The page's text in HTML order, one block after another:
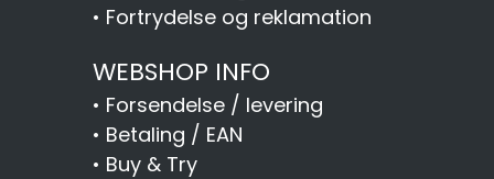
• Fortrydelse og reklamation
WEBSHOP INFO
• Forsendelse / levering
• Betaling / EAN
• Buy & Try